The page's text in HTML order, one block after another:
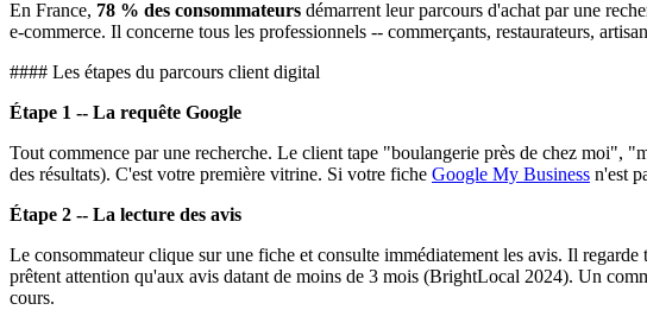
En France, 78 % des consommateurs démarrent leur parcours d'achat par une
e-commerce. Il concerne tous les professionnels -- commerçants, restaurateurs,
#### Les étapes du parcours client digital
Étape 1 -- La requête Google
Tout commence par une recherche. Le client tape "boulangerie près de chez
des résultats). C'est votre première vitrine. Si votre fiche Google My Business n'est
Étape 2 -- La lecture des avis
Le consommateur clique sur une fiche et consulte immédiatement les avis. Il regarde
prêtent attention qu'aux avis datant de moins de 3 mois (BrightLocal 2024). Un
cours.